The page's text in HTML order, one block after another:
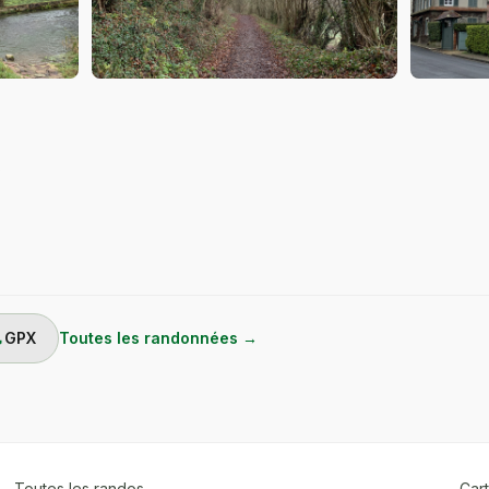
GPX Toutes les randonnées →